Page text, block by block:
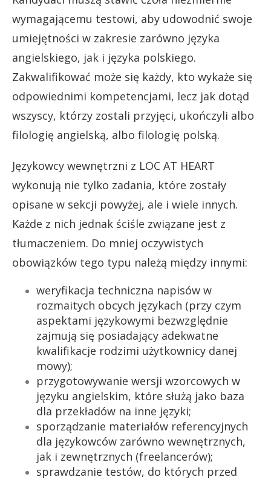
wymagającemu testowi, aby udowodnić swoje
umiejętności w zakresie zarówno języka
angielskiego, jak i języka polskiego.
Zakwalifikować może się każdy, kto wykaże się
odpowiednimi kompetencjami, lecz jak dotąd
wszyscy, którzy zostali przyjęci, ukończyli albo
filologię angielską, albo filologię polską.
Językowcy wewnętrzni z LOC AT HEART
wykonują nie tylko zadania, które zostały
opisane w sekcji powyżej, ale i wiele innych.
Każde z nich jednak ściśle związane jest z
tłumaczeniem. Do mniej oczywistych
obowiązków tego typu należą między innymi:
weryfikacja techniczna napisów w
rozmaitych obcych językach (przy czym
aspektami językowymi bezwzględnie
zajmują się posiadający adekwatne
kwalifikacje rodzimi użytkownicy danej
mowy);
przygotowywanie wersji wzorcowych w
języku angielskim, które służą jako baza
dla przekładów na inne języki;
sporządzanie materiałów referencyjnych
dla językowców zarówno wewnętrznych,
jak i zewnętrznych (freelancerów);
sprawdzanie testów, do których przed